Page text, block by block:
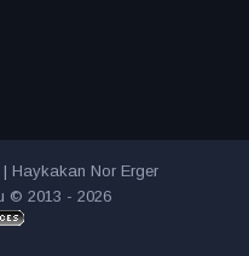
Haykakan Nor Erger
© 2013 - 2026